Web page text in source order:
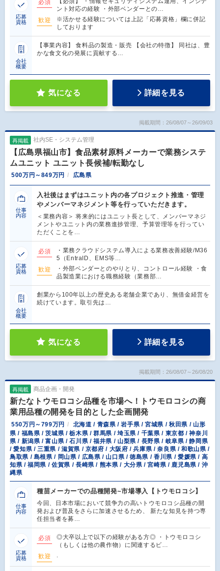
応募
資格
必須
ント対応の経験 ・外部ベンダーとの…
歓迎
※活かせる経験については上記「応募資格」欄に併記
しております
会社
概要
【事業内容】 食料品の製造・販売 【会社の特徴】 同社は、豊
かな食文化の発展に貢献する…
気になる 詳細を見る
掲載期間：26/08/07～26/09/03
再掲載 社内SE・システム管理
【広島県福山市】食品素材原料メーカーで業務システ
ムユニット ユニット長候補/転勤なし
500万円～849万円 広島県
仕事
内容
入社後はまずはユニット内の各プロジェクト推進・管理
やメンバーマネジメント等を行っていただきます。
＜業務内容＞ 将来的にはユニット長として、メンバーマネジ
メントやユニット内の業務進捗管理、予算管理等を行ってい
ただくことを…
応募
資格
必須
・業務クラウドシステム導入による業務改善経験/M36
5（EntraID、EMS等…
歓迎
・外部ベンダーとのやりとり、コントロール経験 ・食
品製造業における職務経験（業務部…
会社
概要
創業から100年以上の歴史ある老舗企業であり、無借金経営を
続けています。取引先は…
気になる 詳細を見る
掲載期間：26/08/07～26/08/20
再掲載 商品企画・開発
新たなトウモロコシ品種を市場へ！トウモロコシの商
業用品種の開発を目的とした企画開発
550万円～799万円
北海道 / 青森県 / 岩手県 / 宮城県 / 秋田県 / 山形
県 / 福島県 / 茨城県 / 栃木県 / 群馬県 / 埼玉県 / 千葉県 / 東京都 / 神奈川
県 / 新潟県 / 富山県 / 石川県 / 福井県 / 山梨県 / 長野県 / 岐阜県 / 静岡県
/ 愛知県 / 三重県 / 滋賀県 / 京都府 / 大阪府 / 兵庫県 / 奈良県 / 和歌山県 /
鳥取県 / 島根県 / 岡山県 / 広島県 / 山口県 / 徳島県 / 香川県 / 愛媛県 / 高
知県 / 福岡県 / 佐賀県 / 長崎県 / 熊本県 / 大分県 / 宮崎県 / 鹿児島県 / 沖
縄県
仕事
内容
種苗メーカーでの品種開発~市場導入【トウモロコシ】
今回、日本市場において競争力の高いトウモロコシ品種の開
発および普及をさらに加速させるため、 新たな知見を持つ専
任担当者を募…
応募
資格
必須
◎大卒以上で以下の経験がある方◎ ・トウモロコシ
（もしくは他の農作物）に関連するビ…
歓迎
.